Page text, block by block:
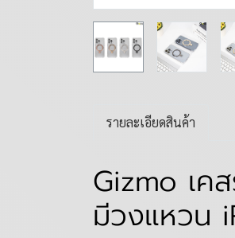
รายละเอียดสินค้า
Gizmo เค
มีวงแหวน